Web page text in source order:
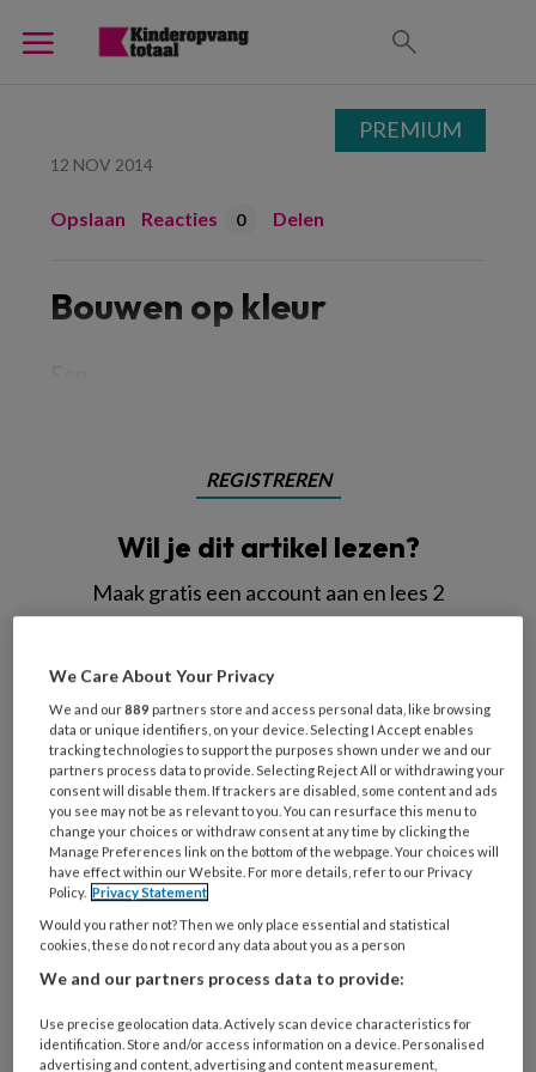
12 NOV 2014
Opslaan Reacties 0 Delen
Bouwen op kleur
REGISTREREN
Wil je dit artikel lezen?
Maak gratis een account aan en lees 2
artikelen gratis per maand
Al een account of abonnement?
Wat
is
je
e-
mailadres?
* *
Kies
je
wachtwoord*
Kies
je
Bij
PREMIUM
We Care About Your Privacy
We and our889 partners store and access personal data, like browsing
data or unique identifiers, on your device. Selecting I Accept enables
tracking technologies to support the purposes shown under we and our
partners process data to provide. Selecting Reject All or withdrawing your
consent will disable them. If trackers are disabled, some content and ads
you see may not be as relevant to you. You can resurface this menu to
change your choices or withdraw consent at any time by clicking the
Manage Preferences link on the bottom of the webpage. Your choices will
have effect within our Website. For more details, refer to our Privacy
Policy. Privacy Statement
Would you rather not? Then we only place essential and statistical
cookies, these do not record any data about you as a person
We and our partners process data to provide:
Use precise geolocation data. Actively scan device characteristics for
identification. Store and/or access information on a device. Personalised
advertising and content, advertising and content measurement,